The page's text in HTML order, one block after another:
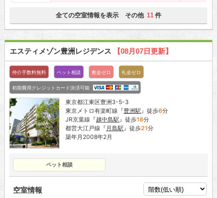
全ての空室情報を表示 その他 11 件
エスティメゾン豊洲レジデンス 【08月07日更新】
仲介手数料無料 ペット相談 敷金ゼロ 礼金ゼロ
初期費用クレジットカード決済可能
東京都江東区豊洲3-5-3
東京メトロ有楽町線『豊洲駅』徒歩6分
JR京葉線『越中島駅』徒歩18分
都営大江戸線『 月島駅』徒歩21分
築年月2008年2月
ペット相談
空室情報